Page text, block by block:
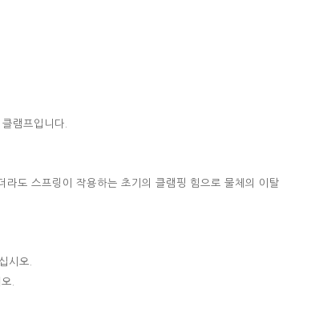
램프입니다
라도 스프링이 작용하는 초기의 클램핑 힘으로 물체의 이탈
시오